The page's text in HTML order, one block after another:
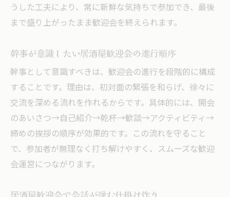
うした工夫により、常に新鮮な気持ちで参加でき、最後
まで盛り上がったまま歓迎会を終えられます。
幹事が意識したい居酒屋歓迎会の進行順序
幹事として意識すべきは、歓迎会の進行を段階的に構成
することです。理由は、初対面の緊張を和らげ、徐々に
交流を深める流れを作れるからです。具体的には、開会
のあいさつ→自己紹介→乾杯→歓談→アクティビティ→
締めの挨拶の順序が効果的です。この流れを守ること
で、参加者が無理なく打ち解けやすく、スムーズな歓迎
会運営につながります。